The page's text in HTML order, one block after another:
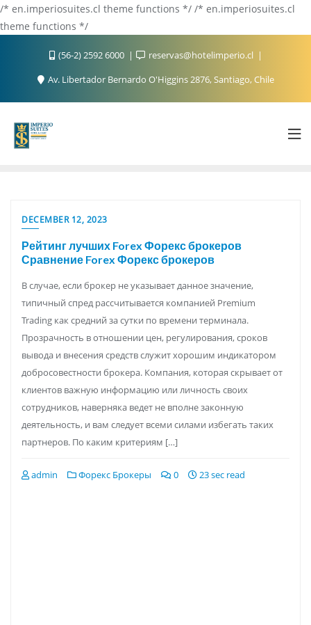
/* en.imperiosuites.cl theme functions */ /* en.imperiosuites.cl
theme functions */
(56-2) 2592 6000
reservas@hotelimperio.cl
Av. Libertador Bernardo O'Higgins 2876, Santiago, Chile
DECEMBER 12, 2023
Рейтинг лучших Forex Форекс брокеров
Сравнение Forex Форекс брокеров
В случае, если брокер не указывает данное значение,
типичный спред рассчитывается компанией Premium
Trading как средний за сутки по времени терминала.
Прозрачность в отношении цен, регулирования, сроков
вывода и внесения средств служит хорошим индикатором
добросовестности брокера. Компания, которая скрывает от
клиентов важную информацию или личность своих
сотрудников, наверняка ведет не вполне законную
деятельность, и вам следует всеми силами избегать таких
партнеров. По каким критериям […]
admin Форекс Брокеры 0 23 sec read